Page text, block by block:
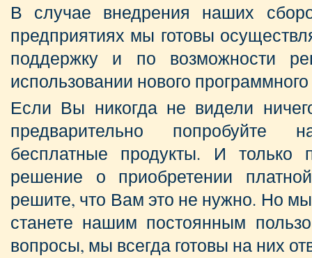
В случае внедрения наших
предприятиях мы готовы
поддержку и по возможности
использовании нового
Если Вы никогда не видели
предварительно
бесплатные продукты. И только
решение о приобретении
решите, что Вам это не нужно. Но
станете нашим постоянным
вопросы, мы всегда готовы на них